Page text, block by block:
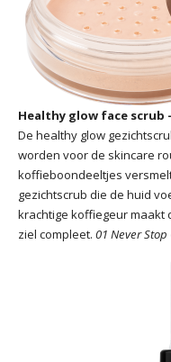
Healthy glow face scrub
De healthy glow
worden voor de skincare
koffieboondeeltjes
gezichtscrub die de huid
krachtige koffiegeur maakt
ziel compleet. 01 Never